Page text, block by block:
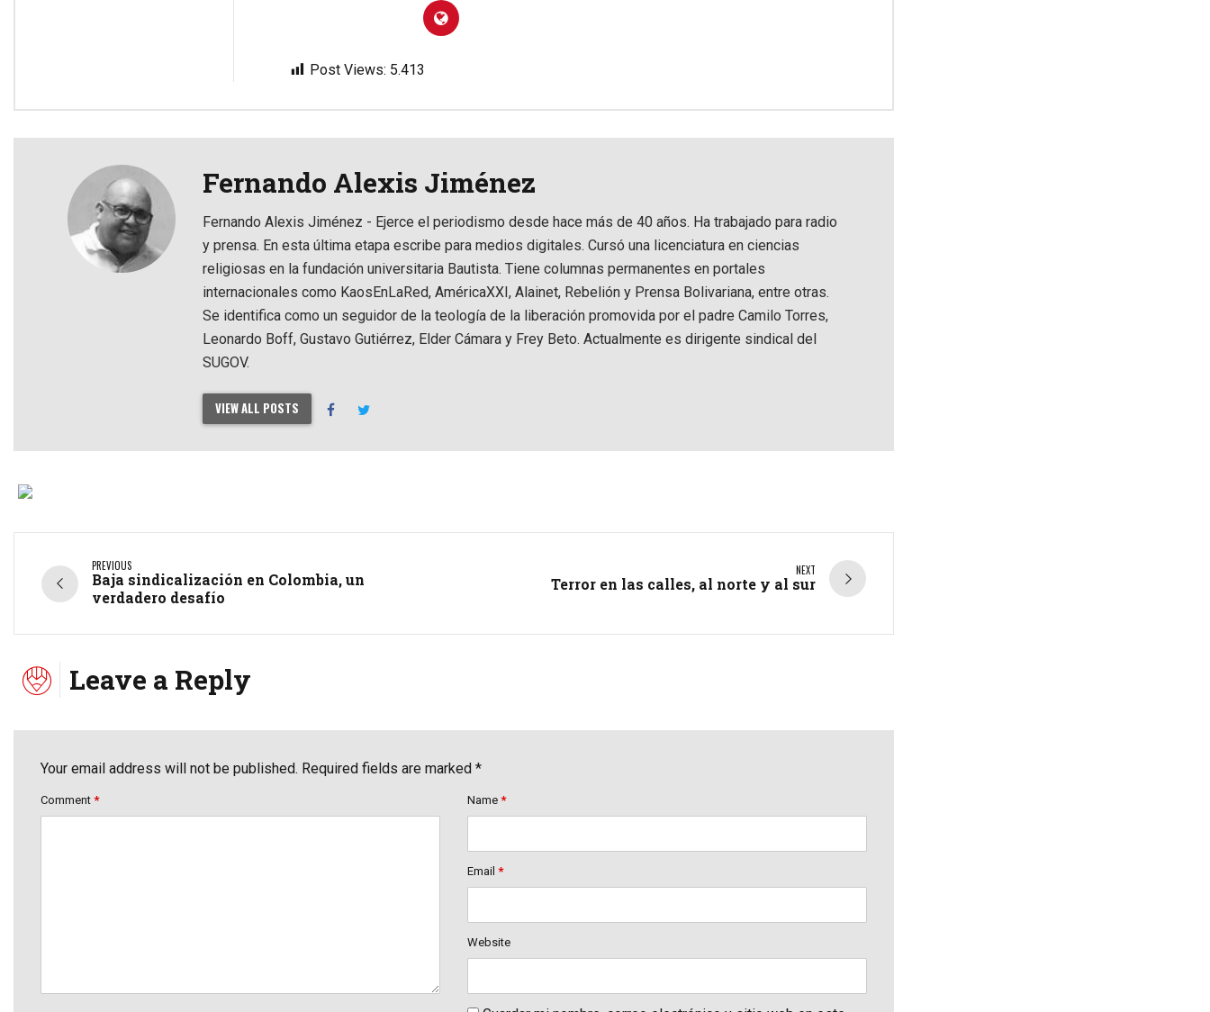
Post Views: 5.413
Fernando Alexis Jiménez
Fernando Alexis Jiménez - Ejerce el periodismo desde hace más de 40 años. Ha trabajado para radio
y prensa. En esta última etapa escribe para medios digitales. Cursó una licenciatura en ciencias
religiosas en la fundación universitaria Bautista. Tiene columnas permanentes en portales
internacionales como KaosEnLaRed, AméricaXXI, Alainet, Rebelión y Prensa Bolivariana, entre otras.
Se identifica como un seguidor de la teología de la liberación promovida por el padre Camilo Torres,
Leonardo Boff, Gustavo Gutiérrez, Elder Cámara y Frey Beto. Actualmente es dirigente sindical del
SUGOV.
VIEW ALL POSTS
PREVIOUS
Baja sindicalización en Colombia, un
verdadero desafío
NEXT
Terror en las calles, al norte y al sur
Leave a Reply
Your email address will not be published. Required fields are marked *
Comment * Name *
Email *
Website